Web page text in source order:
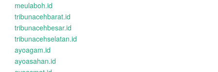
meulaboh.id
tribunacehbarat.id
tribunacehbesar.id
tribunacehselatan.id
ayoagam.id
ayoasahan.id